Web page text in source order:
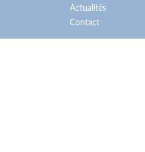
Actualités
Contact